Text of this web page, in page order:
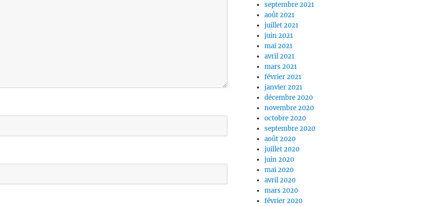
septembre 2021
août 2021
juillet 2021
juin 2021
mai 2021
avril 2021
mars 2021
février 2021
janvier 2021
décembre 2020
novembre 2020
octobre 2020
septembre 2020
août 2020
juillet 2020
juin 2020
mai 2020
avril 2020
mars 2020
février 2020